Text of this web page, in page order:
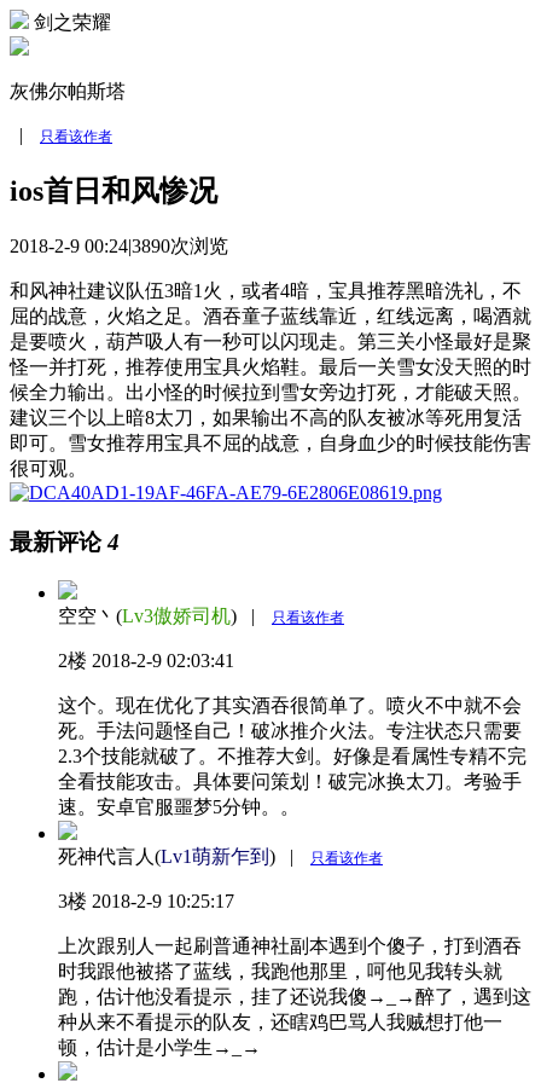
剑之荣耀
灰佛尔帕斯塔
| 只看该作者
ios首日和风惨况
2018-2-9 00:24|3890次浏览
和风神社建议队伍3暗1火，或者4暗，宝具推荐黑暗洗礼，不
屈的战意，火焰之足。酒吞童子蓝线靠近，红线远离，喝酒就
是要喷火，葫芦吸人有一秒可以闪现走。第三关小怪最好是聚
怪一并打死，推荐使用宝具火焰鞋。最后一关雪女没天照的时
候全力输出。出小怪的时候拉到雪女旁边打死，才能破天照。
建议三个以上暗8太刀，如果输出不高的队友被冰等死用复活
即可。雪女推荐用宝具不屈的战意，自身血少的时候技能伤害
很可观。
最新评论4
空空丶(Lv3傲娇司机) | 只看该作者
2楼 2018-2-9 02:03:41
这个。现在优化了其实酒吞很简单了。喷火不中就不会
死。手法问题怪自己！破冰推介火法。专注状态只需要
2.3个技能就破了。不推荐大剑。好像是看属性专精不完
全看技能攻击。具体要问策划！破完冰换太刀。考验手
速。安卓官服噩梦5分钟。。
死神代言人(Lv1萌新乍到 ) | 只看该作者
3楼 2018-2-9 10:25:17
上次跟别人一起刷普通神社副本遇到个傻子，打到酒吞
时我跟他被搭了蓝线，我跑他那里，呵他见我转头就
跑，估计他没看提示，挂了还说我傻→_→醉了，遇到这
种从来不看提示的队友，还瞎鸡巴骂人我贼想打他一
顿，估计是小学生→_→